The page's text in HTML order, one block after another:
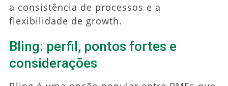
a consistência de processos e a
flexibilidade de growth.
Bling: perfil, pontos fortes e
considerações